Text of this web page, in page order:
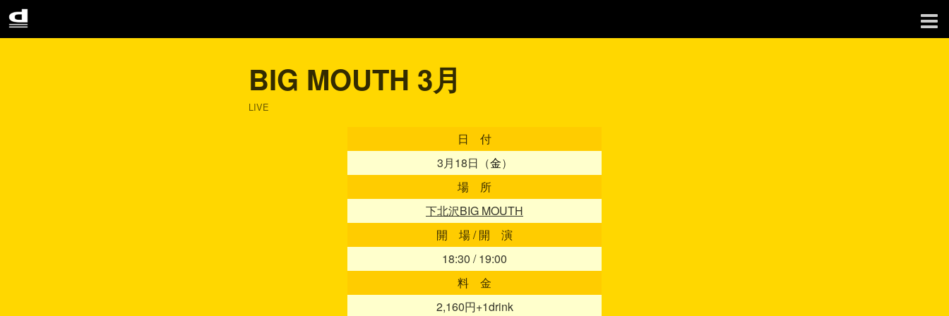
BIG MOUTH 3月
LIVE
日 付
3月18日（金）
場 所
下北沢BIG MOUTH
開 場 / 開 演
18:30 / 19:00
料 金
2,160円+1drink